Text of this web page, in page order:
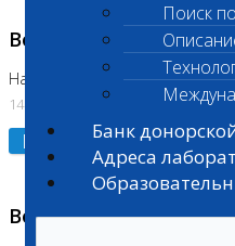
Поиск
Банк
Адреса
Возобновлено
На Нагорной (Код 961, 962)
14.07.2026
Подробнее
Возобновлено